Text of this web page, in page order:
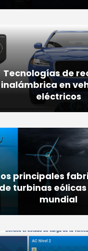
Tecnologías de
inalámbrica en
eléctricos
principales
turbinas
mundial